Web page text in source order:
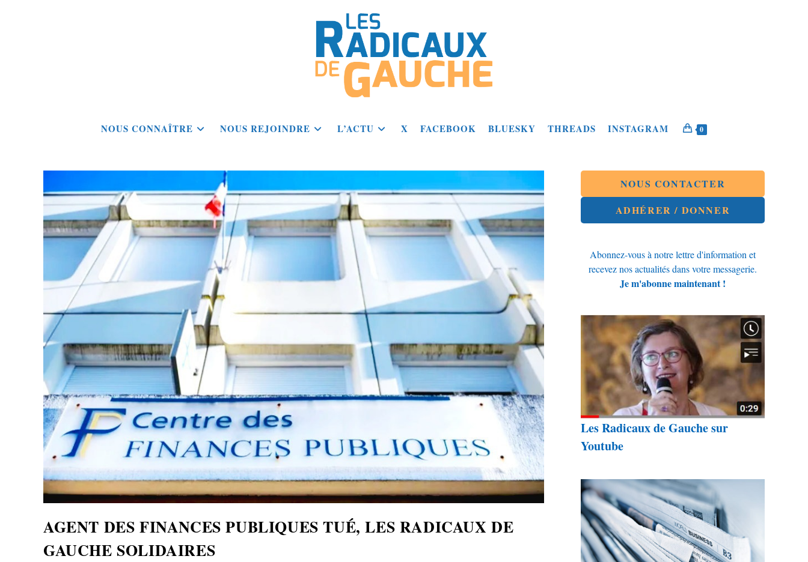
NOUS CONNAÎTRE NOUS REJOINDRE L’ACTU X FACEBOOK BLUESKY THREADS INSTAGRAM 0
AGENT DES FINANCES PUBLIQUES TUÉ, LES RADICAUX DE
GAUCHE SOLIDAIRES
NOUS CONTACTER
ADHÉRER / DONNER
Abonnez-vous à notre lettre d'information et
recevez nos actualités dans votre messagerie.
Je m'abonne maintenant !
Les Radicaux de Gauche sur
Youtube